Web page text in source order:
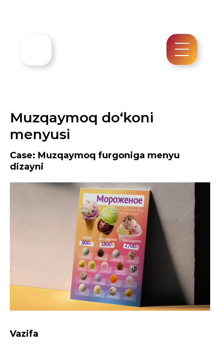
Muzqaymoq do‘koni
menyusi
Case: Muzqaymoq furgoniga menyu
dizayni
Vazifa